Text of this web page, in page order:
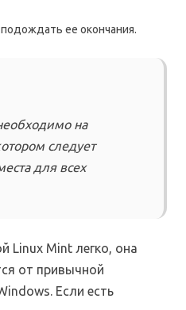
ее окончания.
на
следует
для всех
Linux Mint легко, она
от привычной
Если есть